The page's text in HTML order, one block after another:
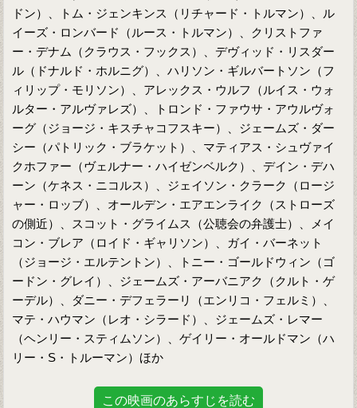
ドン）、トム・ジェンキンス（リチャード・トルマン）、ル
イーズ・ロンバード（ルース・トルマン）、クリストファ
ー・デナム（クラウス・フックス）、デヴィッド・リスダー
ル（ドナルド・ホルニグ）、ハリソン・ギルバートソン（フ
ィリップ・モリソン）、アレックス・ウルフ（ルイス・ウォ
ルター・アルヴァレズ）、トロンド・ファウサ・アウルヴォ
ーグ（ジョージ・キスチャコフスキー）、ジェームズ・ダー
シー（パトリック・ブラケット）、マティアス・シュヴァイ
クホファー（ヴェルナー・ハイゼンベルク）、デイン・デハ
ーン（ケネス・ニコルス）、ジェイソン・クラーク（ロージ
ャー・ロッブ）、オールデン・エアエンライク（ストローズ
の側近）、スコット・グライムス（公聴会の弁護士）、メイ
コン・ブレア（ロイド・ギャリソン）、ガイ・バーネット
（ジョージ・エルテントン）、トニー・ゴールドウィン（ゴ
ードン・グレイ）、ジェームズ・アーバニアク（クルト・ゲ
ーデル）、ダニー・デフェラーリ（エンリコ・フェルミ）、
マテ・ハウマン（レオ・シラード）、ジェームズ・レマー
（ヘンリー・スティムソン）、ゲイリー・オールドマン（ハ
リー・S・トルーマン）ほか
この映画のあらすじを読む